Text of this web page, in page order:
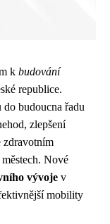
k budování
republice.
budoucna řadu
zlepšení
zdravotním
Nové
vývoje v
mobility